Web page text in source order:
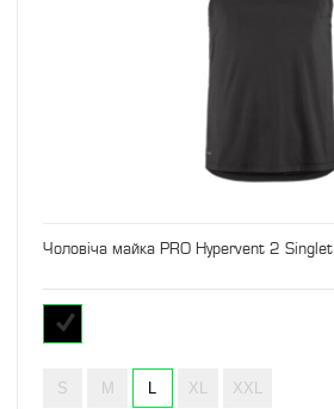
Чоловіча майка PRO Hypervent 2 Singlet
S M L XL XXL